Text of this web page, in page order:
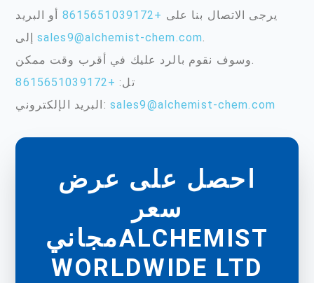
يرجى الاتصال بنا على +8615651039172
أو البريد
sales9@alchemist-chem.com
تل: +8615651039172
البريد الإلكتروني: sales9@alchemist-chem.com
احصل على عرض
سعر
مجانيALCHEMIST
WORLDWIDE LTD